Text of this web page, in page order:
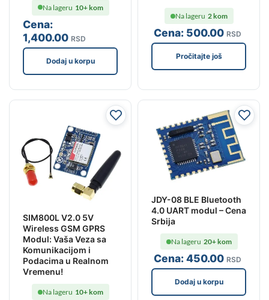
Cena:
1,400.00 RSD
Na lageru 10+ kom
Dodaj u korpu
Cena: 500.00 RSD
Na lageru 2 kom
Pročitajte još
SIM800L V2.0 5V
Wireless GSM GPRS
Modul: Vaša Veza sa
Komunikacijom i
Podacima u Realnom
Vremenu!
Na lageru 10+ kom
JDY-08 BLE Bluetooth
4.0 UART modul – Cena
Srbija
Cena:450.00 RSD
Na lageru 20+ kom
Dodaj u korpu